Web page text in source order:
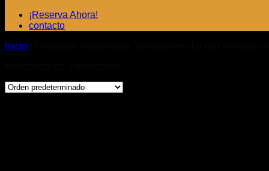
¡Reserva Ahora!
contacto
Inicio